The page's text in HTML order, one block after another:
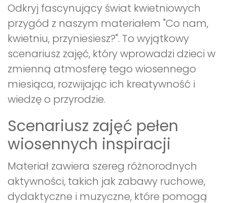
Odkryj fascynujący świat kwietniowych
przygód z naszym materiałem "Co nam,
kwietniu, przyniesiesz?". To wyjątkowy
scenariusz zajęć, który wprowadzi dzieci w
zmienną atmosferę tego wiosennego
miesiąca, rozwijając ich kreatywność i
wiedzę o przyrodzie.
Scenariusz zajęć pełen
wiosennych inspiracji
Materiał zawiera szereg różnorodnych
aktywności, takich jak zabawy ruchowe,
dydaktyczne i muzyczne, które pomogą